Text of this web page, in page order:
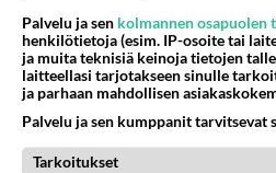
OFFICE-OHJELMAT
Automaattinen
asiakirja (yleensä Excel-
varmuuskopioitui...
Palvelu ja sen kolmannen osapuolen
henkilötietoja (esim. IP-osoite tai
ja muita teknisiä keinoja tietojen
laitteellasi tarjotakseen sinulle
ja parhaan mahdollisen
Palvelu ja sen kumppanit tarvitsevat
Tarkoitukset